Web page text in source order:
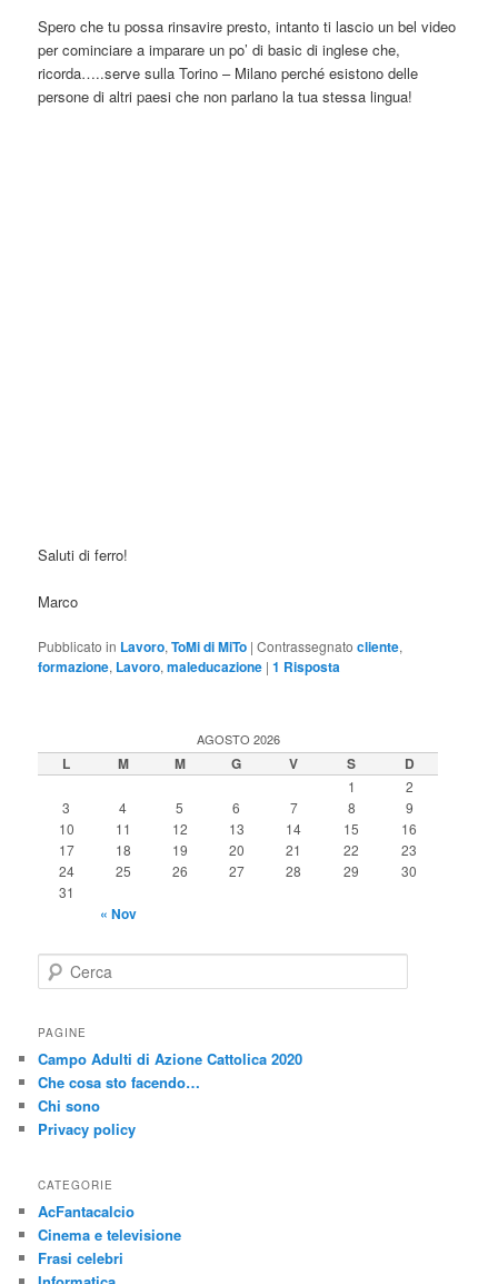
Spero che tu possa rinsavire presto, intanto ti lascio un bel video
per cominciare a imparare un po’ di basic di inglese che,
ricorda…..serve sulla Torino – Milano perché esistono delle
persone di altri paesi che non parlano la tua stessa lingua!
Saluti di ferro!
Marco
Pubblicato in Lavoro,ToMi di MiTo |Contrassegnato cliente,
formazione, Lavoro,maleducazione |1 Risposta
AGOSTO 2026
L M M G V S D
1
2
3
4 5 6 7 8
9
10
11 12 13 14 15
16
17
18 19 20 21 22
23
24
25 26 27 28 29
30
31
« Nov
e
c
PAGINE
Campo Adulti di Azione Cattolica 2020
Che cosa sto facendo…
Chi sono
Privacy policy
CATEGORIE
AcFantacalcio
Cinema e televisione
Frasi celebri